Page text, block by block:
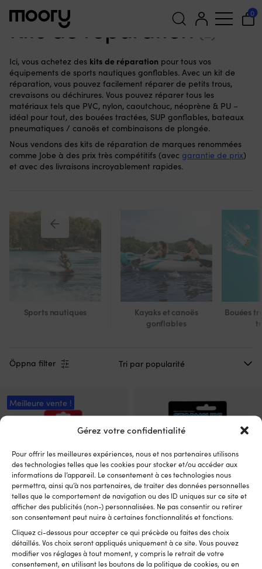
Gérez votre confidentialité
Pour offrir les meilleures expériences, nous et nos partenaires utilisons
des technologies telles que les cookies pour stocker et/ou accéder aux
informations de l’appareil. Le consentement à ces technologies nous
permettra, ainsi qu’à nos partenaires, de traiter des données personnelles
telles que le comportement de navigation ou des ID uniques sur ce site et
afficher des publicités (non-) personnalisées. Ne pas consentir ou retirer
son consentement peut nuire à certaines fonctionnalités et fonctions.
Cliquez ci-dessous pour accepter ce qui précède ou faites des choix
détaillés. Vos choix seront appliqués uniquement à ce site. Vous pouvez
modifier vos réglages à tout moment, y compris le retrait de votre
consentement, en utilisant les boutons de la politique de cookies, ou en
pour :
0
Kits de réparation (2)
Ici, vous achetez des kits de réparation pour tous vos
équipements de sports nautiques gonflables. Avec un kit de
réparation, vous pouvez facilement réparer de petits trous,
crevaisons ou déchirures. Vous pouvez réparer tous les
matériaux tels que PVC, nylon, caoutchouc, néoprène & PU –
idéal pour tout, des bouées tractées, SUP gonflables, bateaux
pneumatiques / canoës et combinaisons de plongée.
Nous vendons des kits de réparation de marques renommées
comme Jobe à des prix très compétitifs (avec garantie de prix)
et avec des livraisons incroyablement rapides.
Sports nautiques
Kayaks et canoës
gonflables
Bouées
Öppna filter
Meilleure vente !
Kit de réparation JOBE
Towables Repair kit
5 EN STOCK (PEUT ÊTRE
COMMANDÉ)
Colle de réparation JOBE Multi
Purpose Repair Kit, pour nylon,
caoutchouc, neoprene, etc.
DISPONIBLE SUR COMMANDE